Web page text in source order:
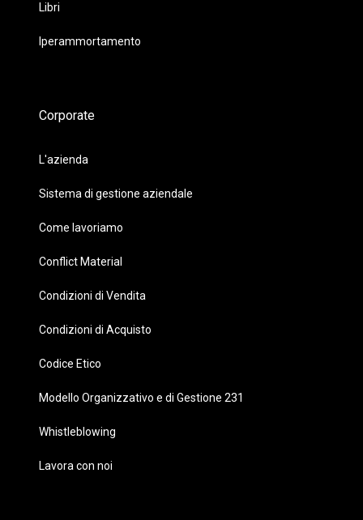
Libri
Iperammortamento
Corporate
L'azienda
Sistema di gestione aziendale
Come lavoriamo
Conflict Material
Condizioni di Vendita
Condizioni di Acquisto
Codice Etico
Modello Organizzativo e di Gestione 231
Whistleblowing
Lavora con noi